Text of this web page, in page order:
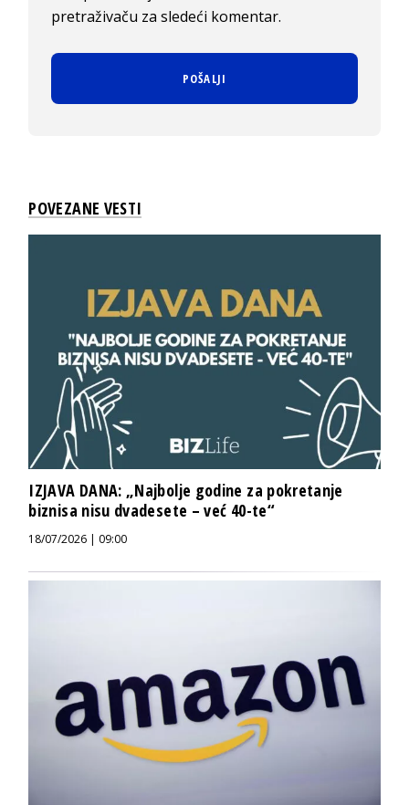
pretraživaču za sledeći komentar.
POVEZANE VESTI
IZJAVA DANA: „Najbolje godine za pokretanje
biznisa nisu dvadesete – već 40-te“
18/07/2026 | 09:00